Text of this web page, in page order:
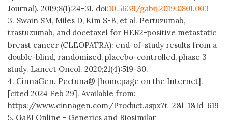
Journal). 2019;8(1):24-31. doi:10.5639/gabij.2019.0801.003
3. Swain SM, Miles D, Kim S-B, et al. Pertuzumab,
trastuzumab, and docetaxel for HER2-positive metastatic
breast cancer (CLEOPATRA): end-of-study results from a
double-blind, randomised, placebo-controlled, phase 3
study. Lancet Oncol. 2020;21(4):519-30.
4. CinnaGen. Pectuna® [homepage on the Internet].
[cited 2024 Feb 29]. Available from:
https://www.cinnagen.com/Product.aspx?t=2&l=1&Id=619
5. GaBI Online - Generics and Biosimilar